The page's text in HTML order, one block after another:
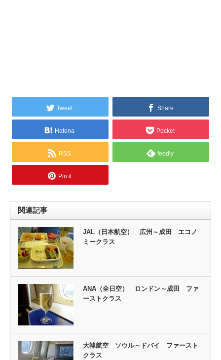
Tweet Share
Hatena Pocket
RSS feedly
Pin it
関連記事
JAL（日本航空） 広州～成田 エコノ
ミークラス
ANA（全日空） ロンドン～成田 ファ
ーストクラス
大韓航空 ソウル～ドバイ ファースト
クラス